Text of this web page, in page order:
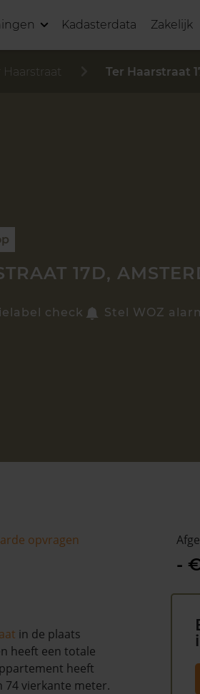
Kadasterdata Zakelijk
Haarstraat Ter Haarstraat
17D,
check Stel WOZ
opvragen
in de plaats
heeft een totale
heeft
74 vierkante meter.
-